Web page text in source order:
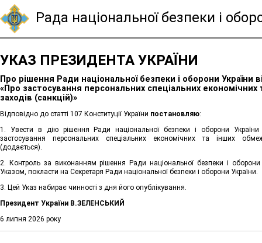
Рада національної безпеки і
УКАЗ ПРЕЗИДЕНТА УКРАЇНИ
Про рішення Ради національної безпеки і оборони України
«Про застосування персональних спеціальних
заходів (санкцій)»
Відповідно до статті 107 Конституції України постановляю:
1. Увести в дію рішення Ради національної безпеки і оборони
застосування персональних спеціальних економічних та інших
(додається).
2. Контроль за виконанням рішення Ради національної безпеки і
Указом, покласти на Секретаря Ради національної безпеки і оборони України.
3. Цей Указ набирає чинності з дня його опублікування.
Президент України В.ЗЕЛЕНСЬКИЙ
6 липня 2026 року